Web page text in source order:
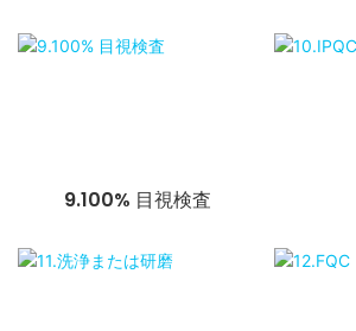
9.100% 目視検査